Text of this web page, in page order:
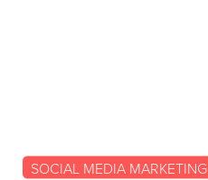
SOCIAL MEDIA MARKETING